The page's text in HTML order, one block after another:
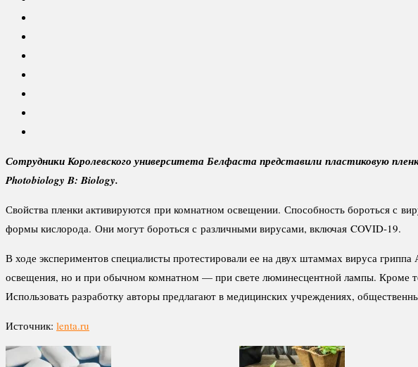
Сотрудники Королевского университета Белфаста представили пластиковую
Photobiology B: Biology.
Свойства пленки активируются при комнатном освещении. Способность бороться с
формы кислорода. Они могут бороться с различными вирусами, включая COVID-19.
В ходе экспериментов специалисты протестировали ее на двух штаммах вируса
освещения, но и при обычном комнатном — при свете люминесцентной лампы. Кроме
Использовать разработку авторы предлагают в медицинских учреждениях,
Источник: lenta.ru